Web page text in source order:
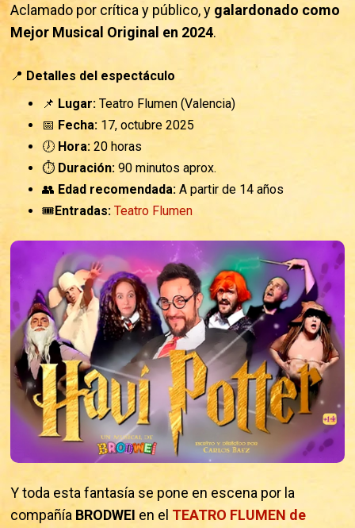
Aclamado por crítica y público, y galardonado como
Mejor Musical Original en 2024.
📍 Detalles del espectáculo
📌 Lugar: Teatro Flumen (Valencia)
📅 Fecha: 17, octubre 2025
🕖 Hora: 20 horas
⏱️ Duración: 90 minutos aprox.
👥Edad recomendada: A partir de 14 años
🎟️Entradas: Teatro Flumen
Y toda esta fantasía se pone en escena por la
compañía BRODWEI en el TEATRO FLUMEN de